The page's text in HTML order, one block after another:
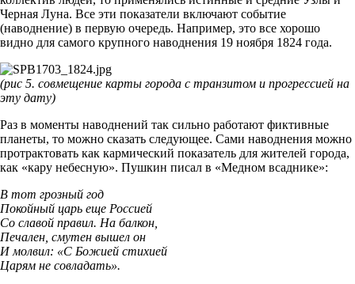
Черная Луна. Все эти показатели включают событие
(наводнение) в первую очередь. Например, это все хорошо
видно для самого крупного наводне­ния 19 ноября 1824 года.
(рис 5. совмещение карты города с транзитом и прогрессией на
эту дату)
Раз в моменты наводнений так сильно работают фиктивные
планеты, то можно сказать следующее. Сами наводнения можно
протрактовать как кармический показатель для жителей города,
как «кару небесную». Пушкин писал в «Медном всаднике»:
В тот грозный год
Покойный царь еще Россией
Со славой правил. На балкон,
Печален, смутен вышел он
И молвил: «С Божией стихией
Царям не совладать».